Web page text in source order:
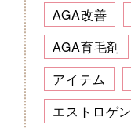
AGA改善
AGA育毛剤
アイテム
エストロゲン